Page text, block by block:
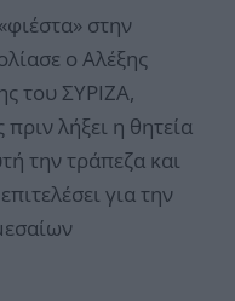
στην
ο Αλέξης
του ΣΥΡΙΖΑ,
πριν λήξει η θητεία
την τράπεζα και
για την